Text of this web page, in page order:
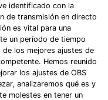
identificado con la
de transmisión en directo
es vital para una
un período de tiempo
los mejores ajustes de
Hemos reunido
los ajustes de OBS
analizaremos qué es y
molestes en tener un